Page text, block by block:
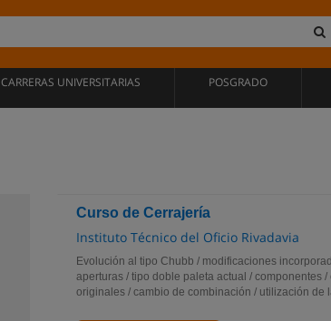
CARRERAS UNIVERSITARIAS POSGRADO
Curso de Cerrajería
Instituto Técnico del Oficio Rivadavia
Evolución al tipo Chubb / modificaciones
aperturas / tipo doble paleta actual / componentes
originales / cambio de combinación / utilización de